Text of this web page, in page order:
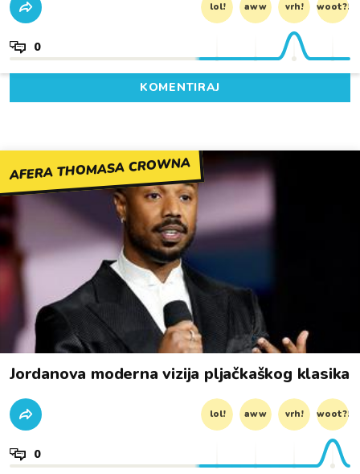
lol! aww vrh! woot?!
0
KOMENTIRAJ
AFERA THOMASA CROWNA
Jordanova moderna vizija pljačkaškog klasika
lol! aww vrh! woot?!
0